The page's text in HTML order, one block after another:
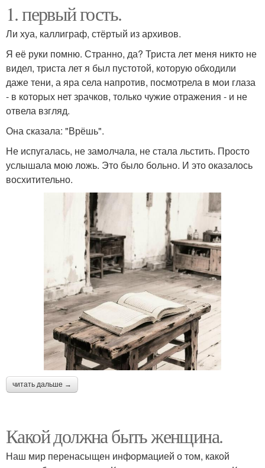
1. первый гость.
Ли хуа, каллиграф, стёртый из архивов.
Я её руки помню. Странно, да? Триста лет меня никто не
видел, триста лет я был пустотой, которую обходили
даже тени, а яра села напротив, посмотрела в мои глаза
- в которых нет зрачков, только чужие отражения - и не
отвела взгляд.
Она сказала: "Врёшь".
Не испугалась, не замолчала, не стала льстить. Просто
услышала мою ложь. Это было больно. И это оказалось
восхитительно.
читать дальше →
Какой должна быть женщина.
Наш мир перенасыщен информацией о том, какой